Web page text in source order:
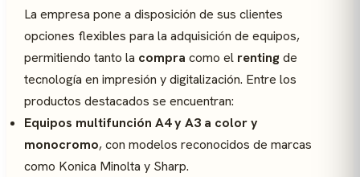
La empresa pone a disposición de sus clientes
opciones flexibles para la adquisición de equipos,
permitiendo tanto la compra como el rentingde
tecnología en impresión y digitalización. Entre los
productos destacados se encuentran:
Equipos multifunción A4 y A3 a color y
monocromo, con modelos reconocidos de marcas
como Konica Minolta y Sharp.